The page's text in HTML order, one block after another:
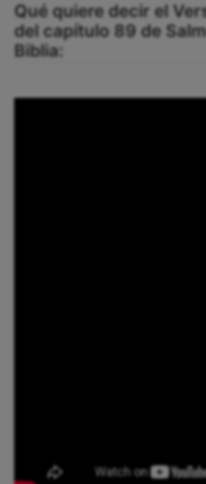
Qué quiere decir el
del capítulo 89 de
Biblia: